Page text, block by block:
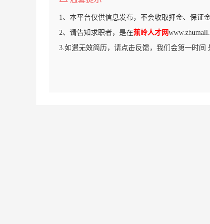
1、本平台仅供信息发布，不会收取押金、保证
2、请告知求职者，是在蕉岭人才网
3.如遇无效简历，请点击反馈，我们会第一时间